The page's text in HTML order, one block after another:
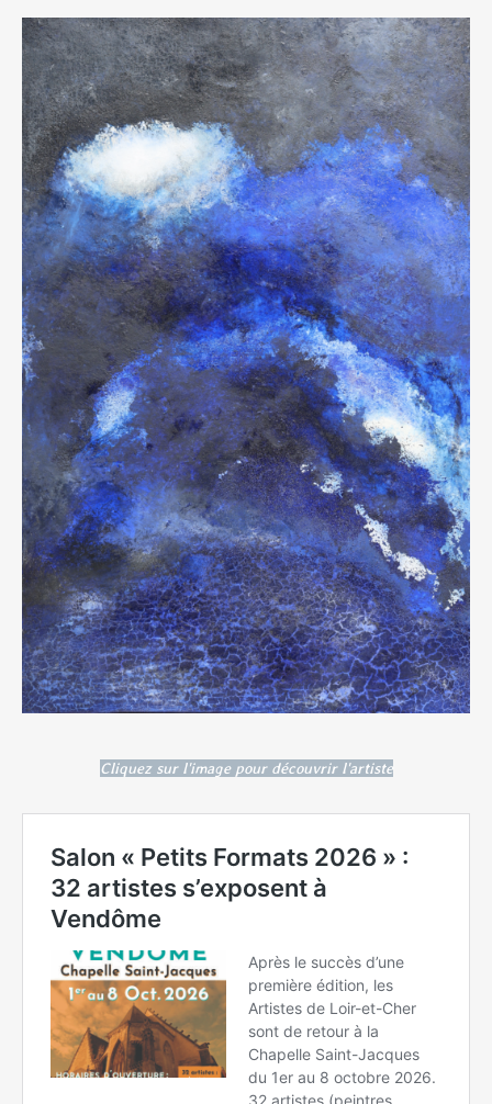
Cliquez sur l'image pour découvrir l'artiste